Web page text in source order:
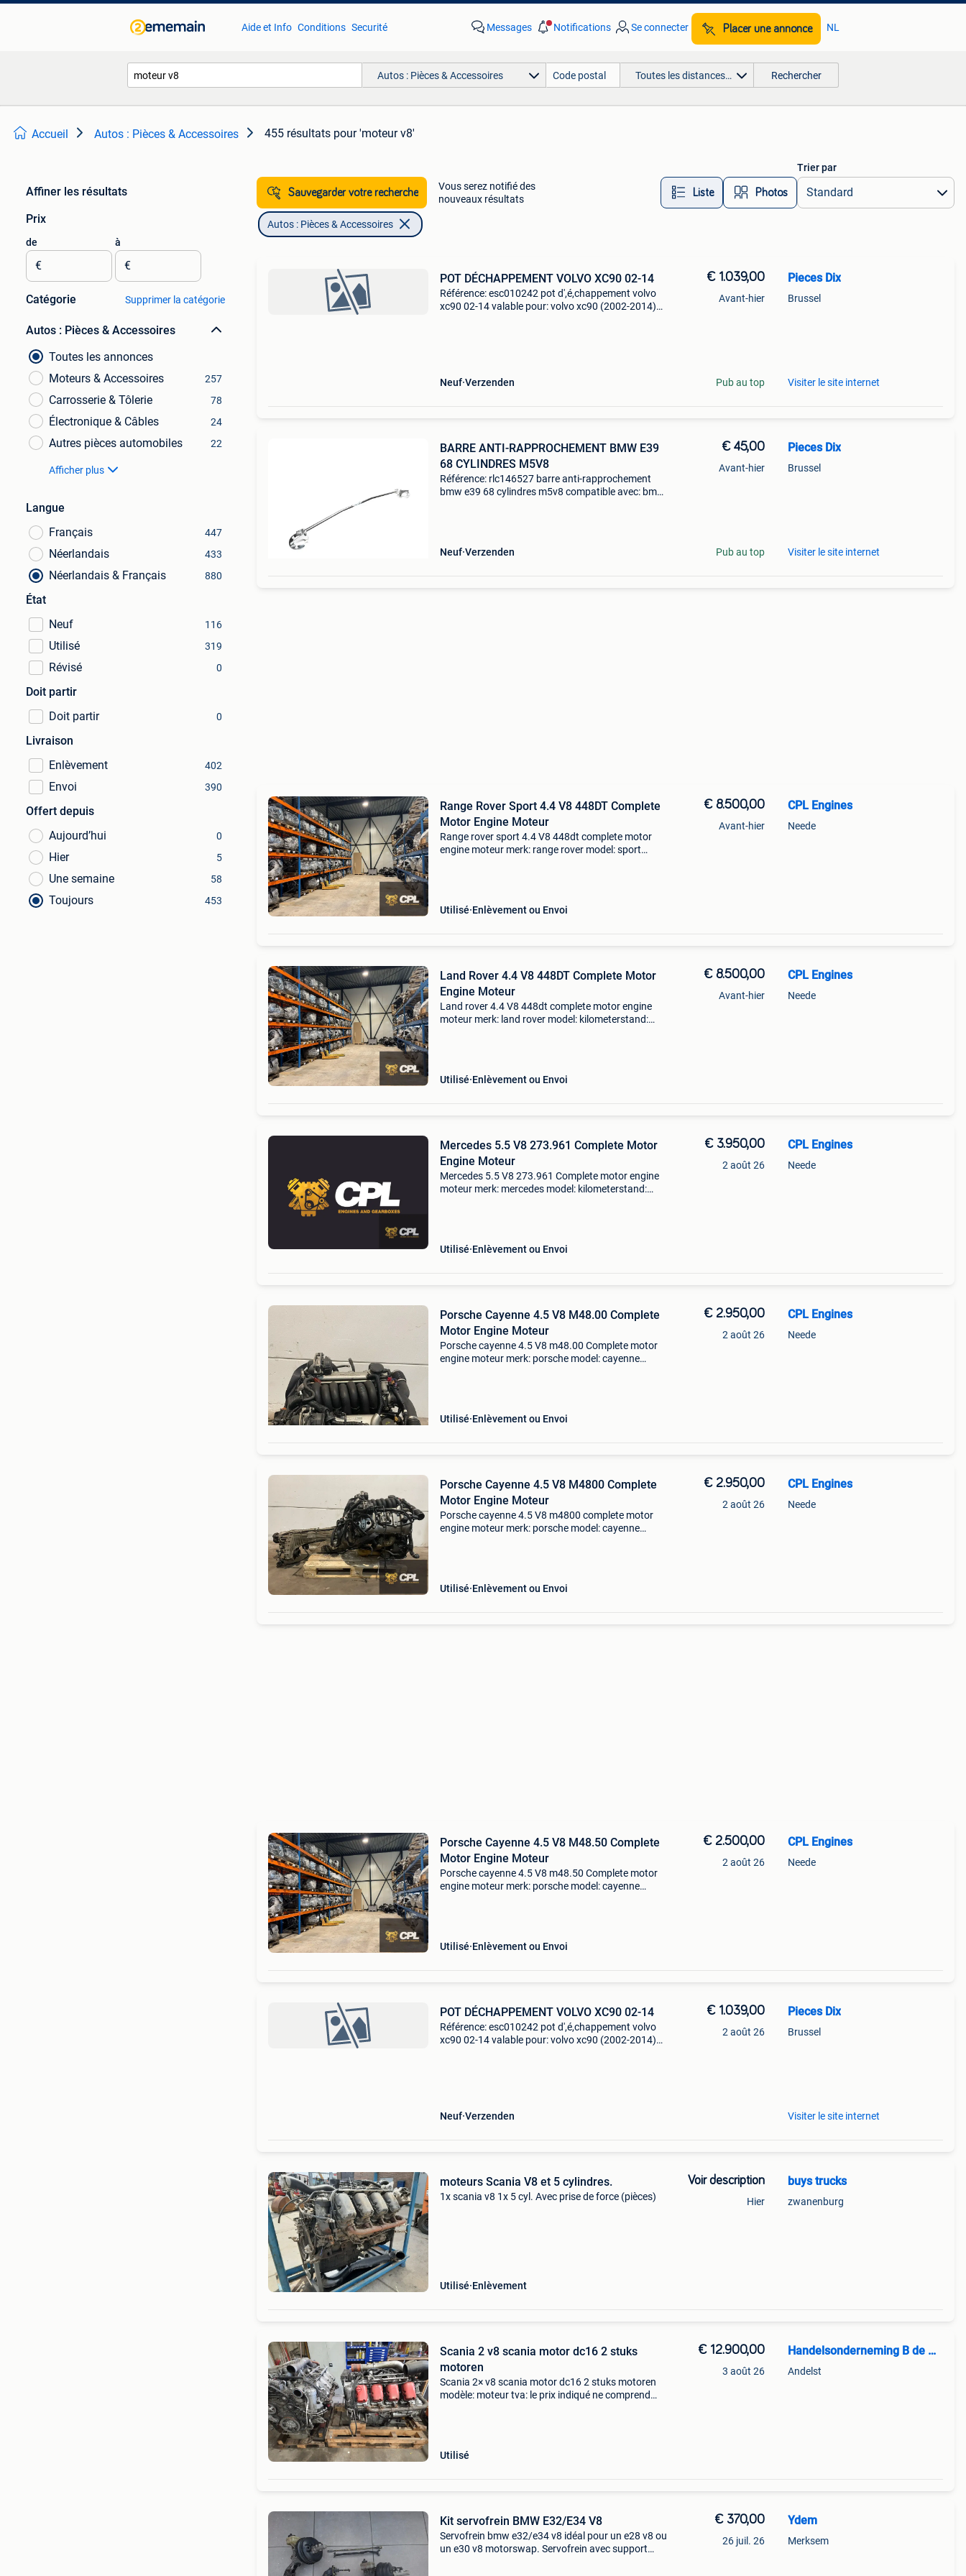
Aide et Info Conditions Securité Messages Notifications Se connecter Placer une annonce NL
Autos : Pièces & Accessoires Toutes les distances… Rechercher
Accueil Autos : Pièces & Accessoires 455 résultats pour 'moteur v8'
Affiner les résultats
Prix
de
€
à
€
Catégorie Supprimer la catégorie
Autos : Pièces & Accessoires
Toutes les annonces
Moteurs & Accessoires
257
Carrosserie & Tôlerie 78
Électronique & Câbles 24
Autres pièces automobiles 22
Afficher plus
Langue
Français
447
Néerlandais 433
Néerlandais & Français 880
État
Neuf
116
Utilisé 319
Révisé 0
Doit partir
Doit partir
0
Livraison
Enlèvement
402
Envoi 390
Offert depuis
Aujourd’hui
0
Hier 5
Une semaine 58
Toujours 453
Sauvegarder votre recherche
Vous serez notifié des
nouveaux résultats
Liste Photos
Trier par
Autos : Pièces & Accessoires
POT DÉCHAPPEMENT VOLVO XC90 02-14
Référence: esc010242 pot d',é,chappement volvo
xc90 02-14 valable pour: volvo xc90 (2002-2014)
Neuf Verzenden
€ 1.039,00
Avant-hier
Pub au top
Pieces Dix
Brussel
Visiter le site internet
BARRE ANTI-RAPPROCHEMENT BMW E39
68 CYLINDRES M5V8
Référence: rlc146527 barre anti-rapprochement
bmw e39 68 cylindres m5v8 compatible avec: bmw
Neuf Verzenden
€ 45,00
Avant-hier
Pub au top
Pieces Dix
Brussel
Visiter le site internet
Range Rover Sport 4.4 V8 448DT Complete
Motor Engine Moteur
Range rover sport 4.4 V8 448dt complete motor
engine moteur merk: range rover model: sport
Utilisé Enlèvement ou Envoi
€ 8.500,00
Avant-hier
CPL Engines
Neede
Land Rover 4.4 V8 448DT Complete Motor
Engine Moteur
Land rover 4.4 V8 448dt complete motor engine
moteur merk: land rover model: kilometerstand:
Utilisé Enlèvement ou Envoi
€ 8.500,00
Avant-hier
CPL Engines
Neede
Mercedes 5.5 V8 273.961 Complete Motor
Engine Moteur
Mercedes 5.5 V8 273.961 Complete motor engine
moteur merk: mercedes model: kilometerstand:
Utilisé Enlèvement ou Envoi
€ 3.950,00
2 août 26
CPL Engines
Neede
Porsche Cayenne 4.5 V8 M48.00 Complete
Motor Engine Moteur
Porsche cayenne 4.5 V8 m48.00 Complete motor
engine moteur merk: porsche model: cayenne
Utilisé Enlèvement ou Envoi
€ 2.950,00
2 août 26
CPL Engines
Neede
Porsche Cayenne 4.5 V8 M4800 Complete
Motor Engine Moteur
Porsche cayenne 4.5 V8 m4800 complete motor
engine moteur merk: porsche model: cayenne
Utilisé Enlèvement ou Envoi
€ 2.950,00
2 août 26
CPL Engines
Neede
Porsche Cayenne 4.5 V8 M48.50 Complete
Motor Engine Moteur
Porsche cayenne 4.5 V8 m48.50 Complete motor
engine moteur merk: porsche model: cayenne
Utilisé Enlèvement ou Envoi
€ 2.500,00
2 août 26
CPL Engines
Neede
POT DÉCHAPPEMENT VOLVO XC90 02-14
Référence: esc010242 pot d',é,chappement volvo
xc90 02-14 valable pour: volvo xc90 (2002-2014)
Neuf Verzenden
€ 1.039,00
2 août 26
Pieces Dix
Brussel
Visiter le site internet
moteurs Scania V8 et 5 cylindres.
1x scania v8 1x 5 cyl. Avec prise de force (pièces)
Utilisé Enlèvement
Voir description
Hier
buys trucks
zwanenburg
Scania 2 v8 scania motor dc16 2 stuks
motoren
Scania 2× v8 scania motor dc16 2 stuks motoren
modèle: moteur tva: le prix indiqué ne comprend
Utilisé
€ 12.900,00
3 août 26
Handelsonderneming B de wilde
Andelst
Kit servofrein BMW E32/E34 V8
Servofrein bmw e32/e34 v8 idéal pour un e28 v8 ou
un e30 v8 motorswap. Servofrein avec support
€ 370,00
26 juil. 26
Ydem
Merksem